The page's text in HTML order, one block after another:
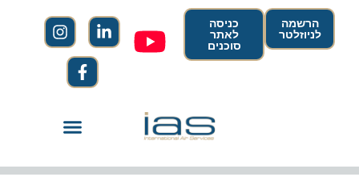
הרשמה
לניוזלטר
כניסה
לאתר
סוכנים